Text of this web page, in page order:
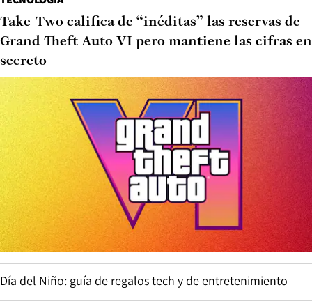
Take-Two califica de “inéditas” las reservas de
Grand Theft Auto VI pero mantiene las cifras en
secreto
Día del Niño: guía de regalos tech y de entretenimiento